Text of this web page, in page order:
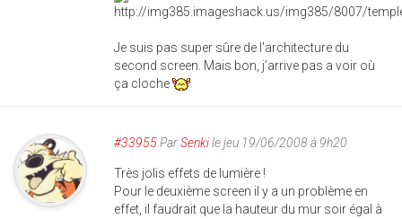
Je suis pas super sûre de l'architecture du
second screen. Mais bon, j'arrive pas a voir où
ça cloche
#33955ParSenkile jeu 19/06/2008 à 9h20
Très jolis effets de lumière !
Pour le deuxième screen il y a un problème en
effet, il faudrait que la hauteur du mur soir égal à